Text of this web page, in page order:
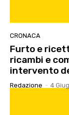
CRONACA
Furto e
ricambi e
intervento
Redazione - 4